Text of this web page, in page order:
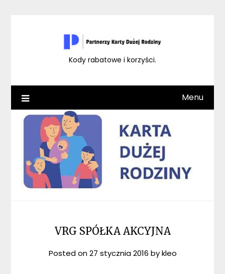
Kody rabatowe i korzyści.
Menu
VRG SPÓŁKA AKCYJNA
Posted on27 stycznia 2016 bykleo